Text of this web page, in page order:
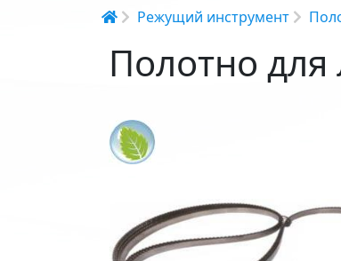
Строка
Режущий инструмент
Полотно для